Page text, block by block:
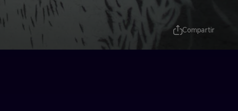
Compartir